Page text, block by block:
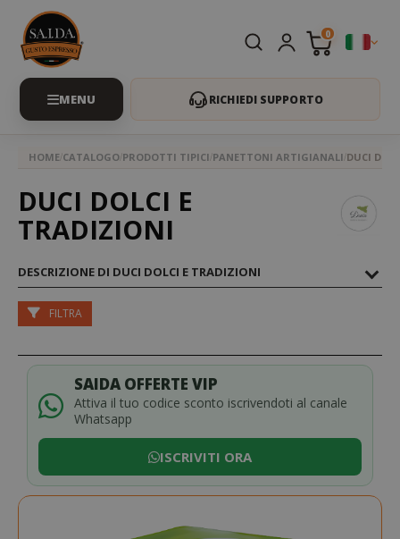
0
RICHIEDI SUPPORTO
HOME CATALOGO PRODOTTI TIPICI PANETTONI ARTIGIANALI DUCI
DUCI DOLCI E
TRADIZIONI
DESCRIZIONE DI DUCI DOLCI E TRADIZIONI
SAIDA OFFERTE VIP
Attiva il tuo codice sconto iscrivendoti al canale
Whatsapp
ISCRIVITI ORA
FILTRA